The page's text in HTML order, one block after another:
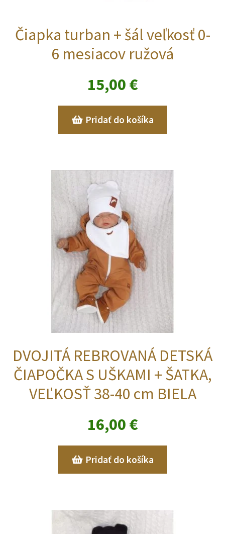
Čiapka turban + šál veľkosť 0-
6 mesiacov ružová
15,00 €
Pridať do košíka
DVOJITÁ REBROVANÁ DETSKÁ
ČIAPOČKA S UŠKAMI + ŠATKA,
VEĽKOSŤ 38-40 cm BIELA
16,00 €
Pridať do košíka